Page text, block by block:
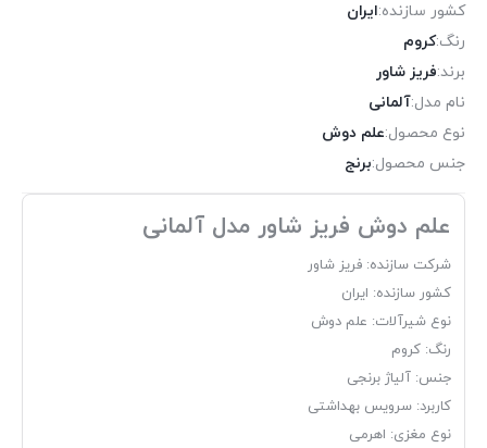
کشور سازنده:ایران
رنگ:کروم
برند:فریز شاور
نام مدل:آلمانی
نوع محصول:علم دوش
جنس محصول:برنج
علم دوش فریز شاور مدل آلمانی
شرکت سازنده: فریز شاور
کشور سازنده: ایران
نوع شیرآلات: علم دوش
رنگ: کروم
جنس: آلیاژ برنجی
کاربرد: سرویس بهداشتی
نوع مغزی: اهرمی